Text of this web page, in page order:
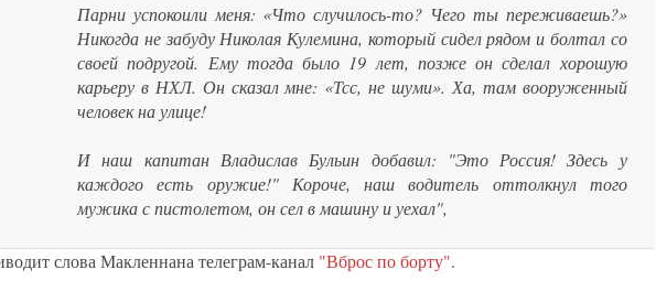
Парни успокоили меня: «Что случилось-то? Чего ты переживаешь?»
Никогда не забуду Николая Кулемина, который сидел рядом и болтал со
своей подругой. Ему тогда было 19 лет, позже он сделал хорошую
карьеру в НХЛ. Он сказал мне: «Тсс, не шуми». Ха, там вооруженный
человек на улице!
И наш капитан Владислав Бульин добавил: "Это Россия! Здесь у
каждого есть оружие!" Короче, наш водитель оттолкнул того
мужика с пистолетом, он сел в машину и уехал",
слова Макленнана телеграм-канал "Вброс по борту".